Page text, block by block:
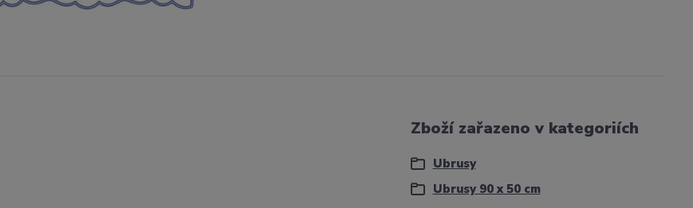
Zboží zařazeno v kategoriích
Ubrusy
Ubrusy 90 x 50 cm